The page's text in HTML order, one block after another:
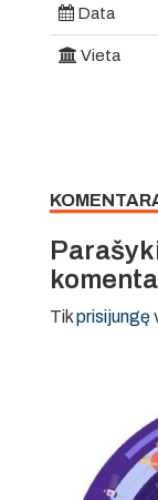
Data
Vieta
Tikprisijungę